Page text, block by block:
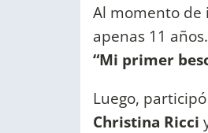
Al momento
apenas 11
“Mi primer
Luego,
Christina Ricci